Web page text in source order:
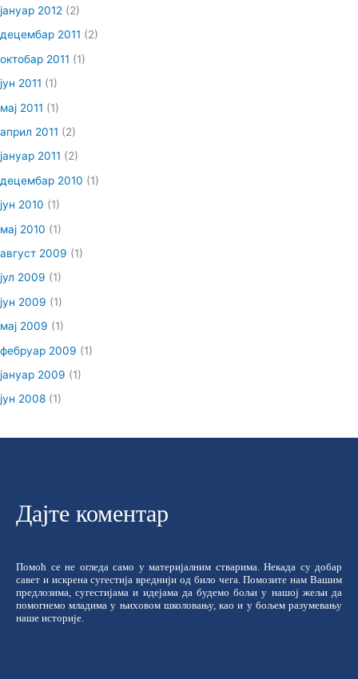
јануар 2012 (2)
децембар 2011 (2)
октобар 2011 (1)
јун 2011 (1)
мај 2011 (1)
април 2011 (2)
јануар 2011 (2)
децембар 2010 (1)
јун 2010 (1)
мај 2010 (1)
август 2009 (1)
јул 2009 (1)
јун 2009 (1)
мај 2009 (1)
фебруар 2009 (1)
јануар 2009 (1)
јун 2008 (1)
Дајте коментар
Помоћ се не огледа само у материјалним стварима. Некада су добар
савет и искрена сугестија вреднији од било чега. Помозите нам Вашим
предлозима, сугестијама и идејама да будемо бољи у нашој жељи да
помогнемо младима у њиховом школовању, као и у бољем разумевању
наше историје.